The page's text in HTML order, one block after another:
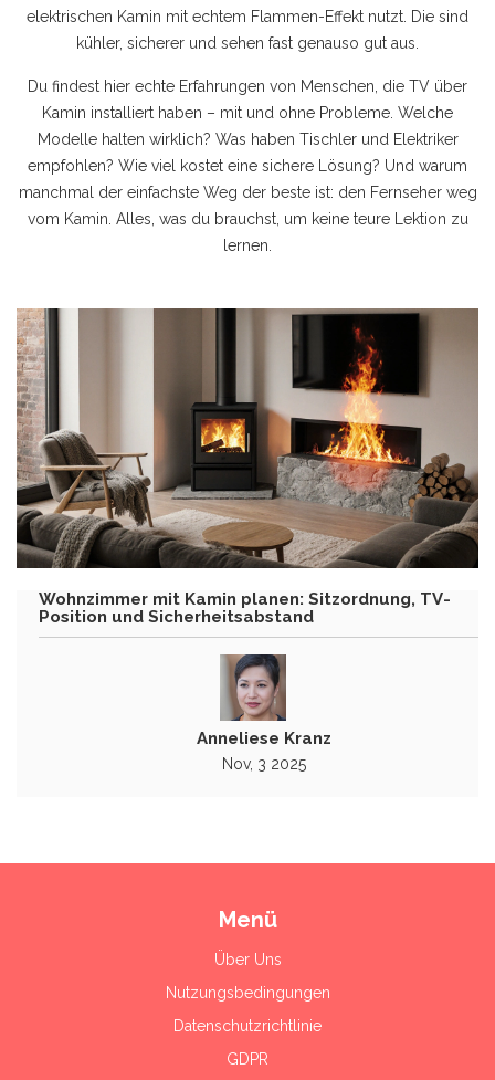
elektrischen Kamin mit echtem Flammen-Effekt nutzt. Die sind
kühler, sicherer und sehen fast genauso gut aus.
Du findest hier echte Erfahrungen von Menschen, die TV über
Kamin installiert haben – mit und ohne Probleme. Welche
Modelle halten wirklich? Was haben Tischler und Elektriker
empfohlen? Wie viel kostet eine sichere Lösung? Und warum
manchmal der einfachste Weg der beste ist: den Fernseher weg
vom Kamin. Alles, was du brauchst, um keine teure Lektion zu
lernen.
Wohnzimmer mit Kamin planen: Sitzordnung, TV-
Position und Sicherheitsabstand
Anneliese Kranz
Nov, 3 2025
Menü
Über Uns
Nutzungsbedingungen
Datenschutzrichtlinie
GDPR